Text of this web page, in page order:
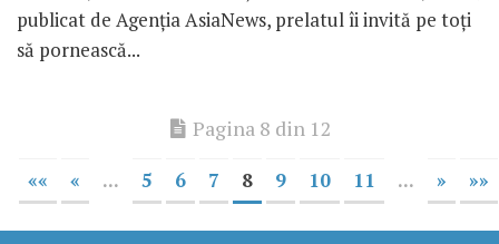
publicat de Agenția AsiaNews, prelatul îi invită pe toți
să pornească...
Pagina 8 din 12
«« « ... 5 6 7 8 9 10 11 ... » »»